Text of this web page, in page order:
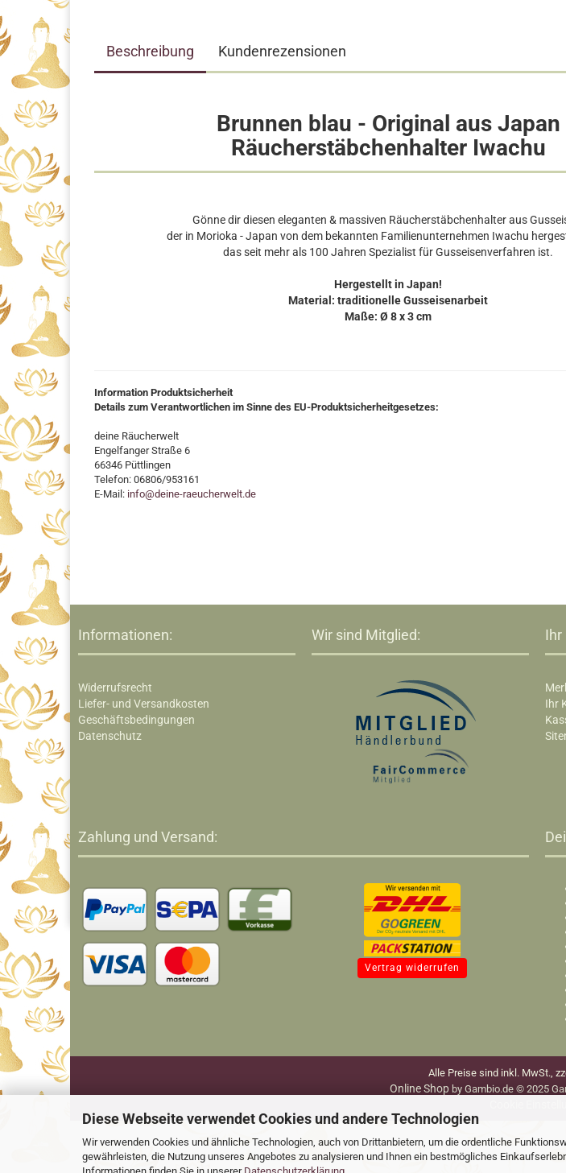
Diese Webseite verwendet Cookies und andere Technologien
Wir verwenden Cookies und ähnliche Technologien, auch von Drittanbietern, um die ordentliche
gewährleisten, die Nutzung unseres Angebotes zu analysieren und Ihnen ein bestmögliches
Beschreibung Kundenrezensionen
Brunnen blau - Original aus Japan
Räucherstäbchenhalter Iwachu
Gönne dir diesen eleganten & massiven Räucherstäbchenhalter aus
der in Morioka - Japan von dem bekannten Familienunternehmen Iwachu
das seit mehr als 100 Jahren Spezialist für Gusseisenverfahren ist.
Hergestellt in Japan!
Material: traditionelle Gusseisenarbeit
Maße: Ø 8 x 3 cm
Information Produktsicherheit
Details zum Verantwortlichen im Sinne des EU-Produktsicherheitgesetzes:
deine Räucherwelt
Engelfanger Straße 6
66346 Püttlingen
Telefon: 06806/953161
E-Mail: info@deine-raeucherwelt.de
Informationen:
Widerrufsrecht
Liefer- und Versandkosten
Geschäftsbedingungen
Datenschutz
Wir sind Mitglied: Ihr
Ihr
Zahlung und Versand:
Vertrag widerrufen
Alle Preise sind inkl. MwSt.,
Online Shopby Gambio.de © 2025